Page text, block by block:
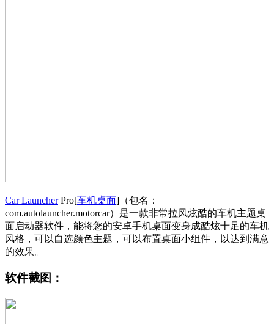
Car LauncherPro[车机桌面]（包名：
com.autolauncher.motorcar）是一款非常拉风炫酷的车机主题桌
面启动器软件，能将您的安卓手机桌面变身成酷炫十足的车机
风格，可以自选颜色主题，可以布置桌面小组件，以达到满意
的效果。
软件截图：